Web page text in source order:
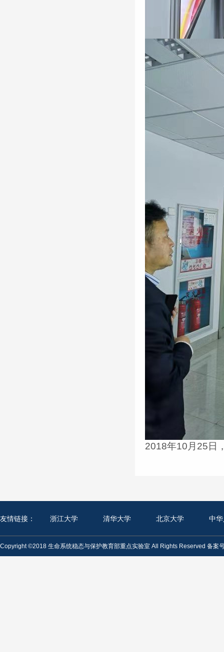
2018年10 月 25 日
友情链接： 浙江大学 清华大学 北京大学 中
Copyright ©2018 生命系统稳态与保护教育部重点实验室 All Rights Reserved 备案